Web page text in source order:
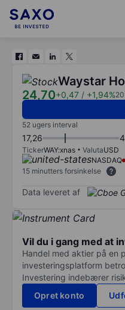
Waystar
24,70+0,47 / +1,94%
52 ugers interval
17,26
TickerWAY:xnas ValutaUSD
NASDAQ
15 minutters forsinkelse
Data leveret af
Vil du i gang med at
Handel med aktier på en
investeringsplatform
Investering indebærer
Opret konto